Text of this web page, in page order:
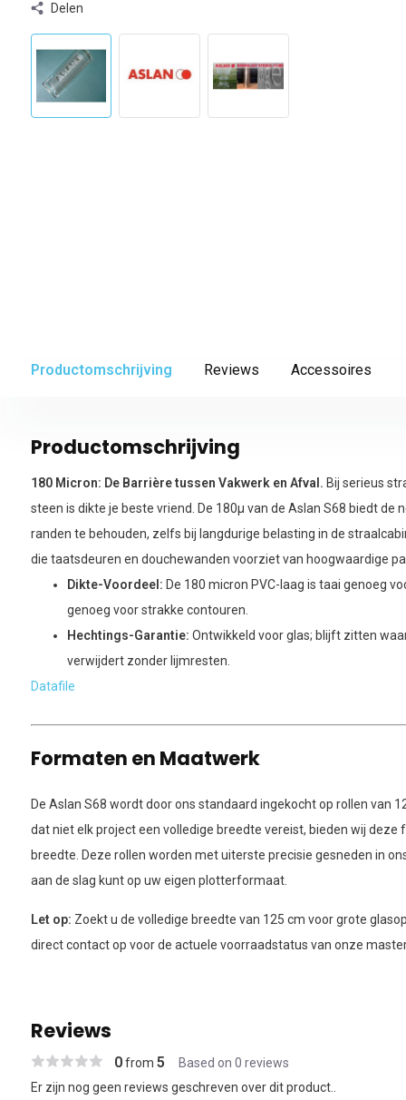
Delen
Productomschrijving Reviews Accessoires
Productomschrijving
180 Micron: De Barrière tussen Vakwerk en Afval. Bij serieus
steen is dikte je beste vriend. De 180µ van de Aslan S68 biedt de
randen te behouden, zelfs bij langdurige belasting in de
die taatsdeuren en douchewanden voorziet van hoogwaardige
Dikte-Voordeel: De 180 micron PVC-laag is taai genoeg
genoeg voor strakke contouren.
Hechtings-Garantie: Ontwikkeld voor glas; blijft zitten
verwijdert zonder lijmresten.
Datafile
Formaten en Maatwerk
De Aslan S68 wordt door ons standaard ingekocht op rollen van
dat niet elk project een volledige breedte vereist, bieden wij deze
breedte. Deze rollen worden met uiterste precisie gesneden in
aan de slag kunt op uw eigen plotterformaat.
Let op: Zoekt u de volledige breedte van 125 cm voor grote
direct contact op voor de actuele voorraadstatus van onze
Reviews
0from 5 Based on 0 reviews
Er zijn nog geen reviews geschreven over dit product..